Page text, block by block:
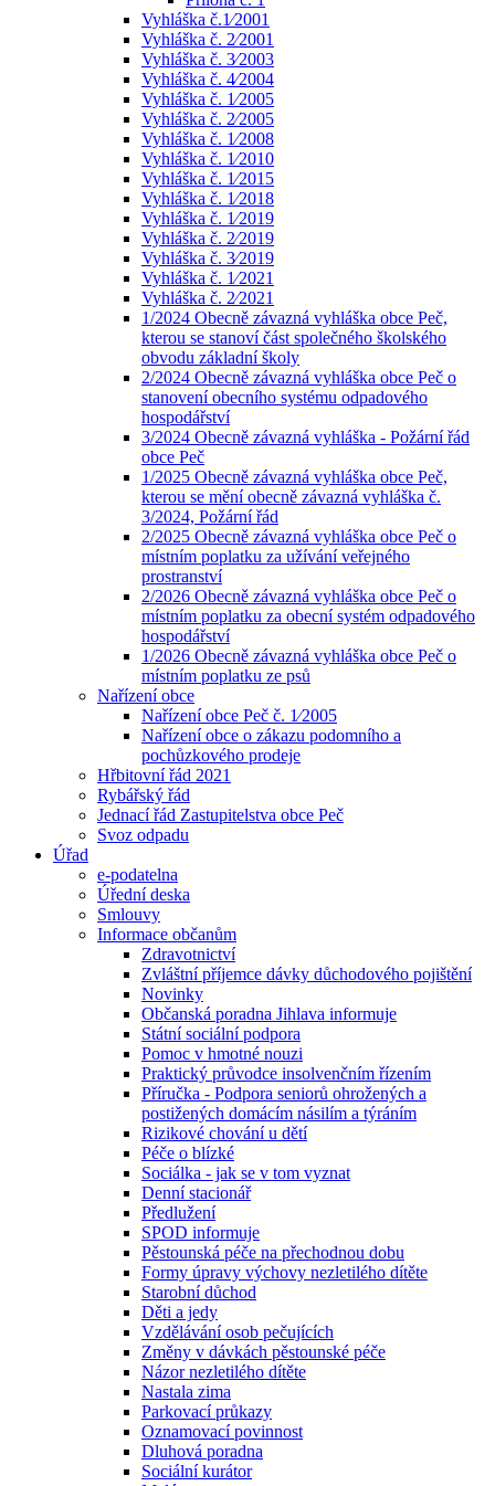
Vyhláška č.1⁄2001
Vyhláška č. 2⁄2001
Vyhláška č. 3⁄2003
Vyhláška č. 4⁄2004
Vyhláška č. 1⁄2005
Vyhláška č. 2⁄2005
Vyhláška č. 1⁄2008
Vyhláška č. 1⁄2010
Vyhláška č. 1⁄2015
Vyhláška č. 1⁄2018
Vyhláška č. 1⁄2019
Vyhláška č. 2⁄2019
Vyhláška č. 3⁄2019
Vyhláška č. 1⁄2021
Vyhláška č. 2⁄2021
1/2024 Obecně závazná vyhláška obce Peč,
kterou se stanoví část společného školského
obvodu základní školy
2/2024 Obecně závazná vyhláška obce Peč o
stanovení obecního systému odpadového
hospodářství
3/2024 Obecně závazná vyhláška - Požární řád
obce Peč
1/2025 Obecně závazná vyhláška obce Peč,
kterou se mění obecně závazná vyhláška č.
3/2024, Požární řád
2/2025 Obecně závazná vyhláška obce Peč o
místním poplatku za užívání veřejného
prostranství
2/2026 Obecně závazná vyhláška obce Peč o
místním poplatku za obecní systém odpadového
hospodářství
1/2026 Obecně závazná vyhláška obce Peč o
místním poplatku ze psů
Nařízení obce
Nařízení obce Peč č. 1⁄2005
Nařízení obce o zákazu podomního a
pochůzkového prodeje
Hřbitovní řád 2021
Rybářský řád
Jednací řád Zastupitelstva obce Peč
Svoz odpadu
Úřad
e-podatelna
Úřední deska
Smlouvy
Informace občanům
Zdravotnictví
Zvláštní příjemce dávky důchodového pojištění
Novinky
Občanská poradna Jihlava informuje
Státní sociální podpora
Pomoc v hmotné nouzi
Praktický průvodce insolvenčním řízením
Příručka - Podpora seniorů ohrožených a
postižených domácím násilím a týráním
Rizikové chování u dětí
Péče o blízké
Sociálka - jak se v tom vyznat
Denní stacionář
Předlužení
SPOD informuje
Pěstounská péče na přechodnou dobu
Formy úpravy výchovy nezletilého dítěte
Starobní důchod
Děti a jedy
Vzdělávání osob pečujících
Změny v dávkách pěstounské péče
Názor nezletilého dítěte
Nastala zima
Parkovací průkazy
Oznamovací povinnost
Dluhová poradna
Sociální kurátor